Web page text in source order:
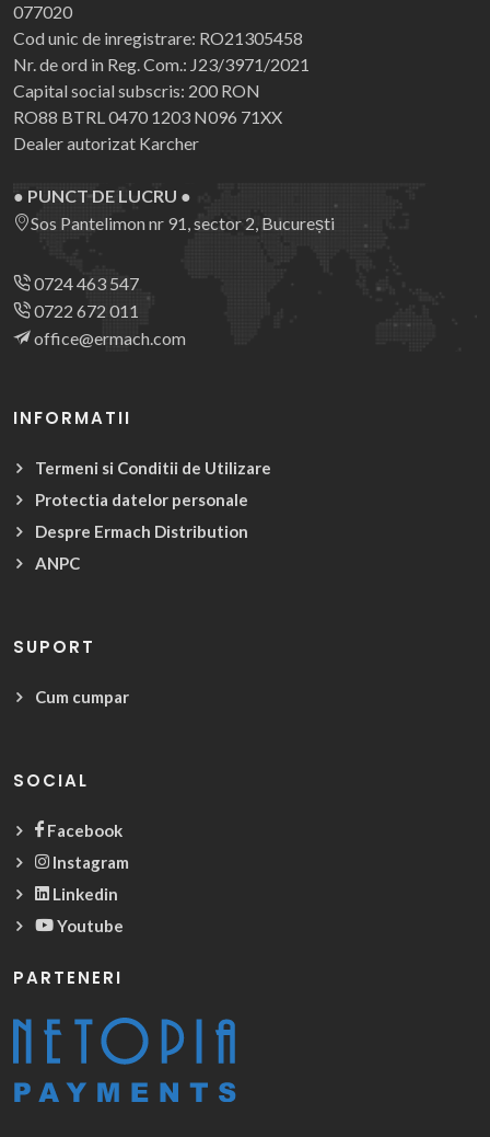
077020
Cod unic de inregistrare: RO21305458
Nr. de ord in Reg. Com.: J23/3971/2021
Capital social subscris: 200 RON
RO88 BTRL 0470 1203 N096 71XX
Dealer autorizat Karcher
● PUNCT DE LUCRU ●
Sos Pantelimon nr 91, sector 2, București
0724 463 547
0722 672 011
office@ermach.com
INFORMATII
Termeni si Conditii de Utilizare
Protectia datelor personale
Despre Ermach Distribution
ANPC
SUPORT
Cum cumpar
SOCIAL
Facebook
Instagram
Linkedin
Youtube
PARTENERI